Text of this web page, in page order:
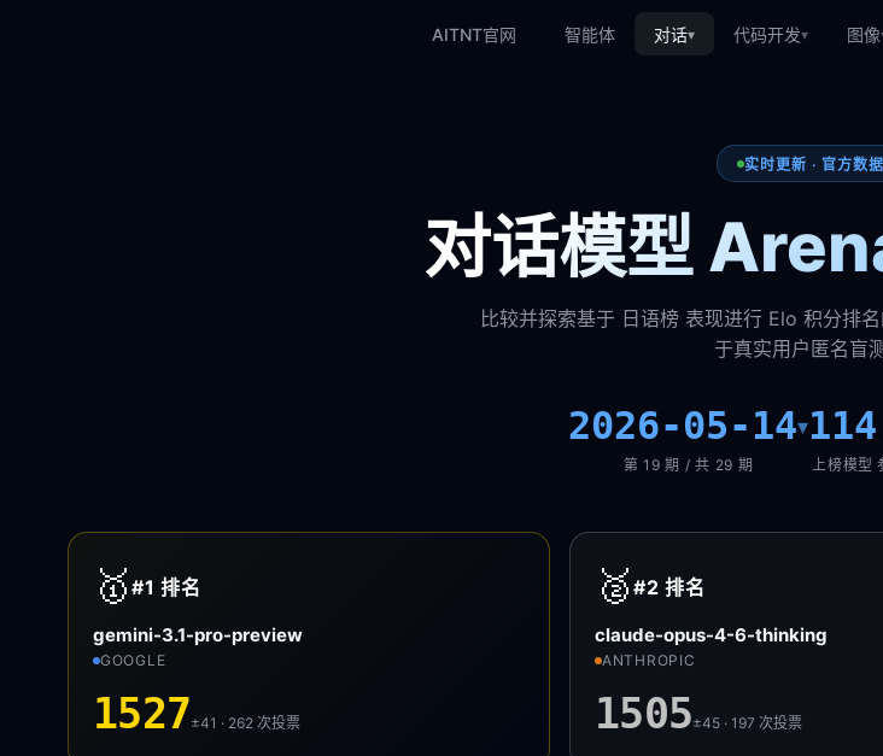
AITNT官网 智能体 对话▾ 代码开发▾ 图像
实时更新 · 官方数据
对话模型
比较并探索基于 日语榜 表现进行 Elo 积分排
于真实用户匿名盲测
2026-05-14▾
第 19 期 / 共 29 期
114
上榜模型
🥇 #1排名
gemini-3.1-pro-preview
GOOGLE
1527±41 · 262次投票
🥈 #2排名
claude-opus-4-6-thinking
ANTHROPIC
1505±45 · 197次投票